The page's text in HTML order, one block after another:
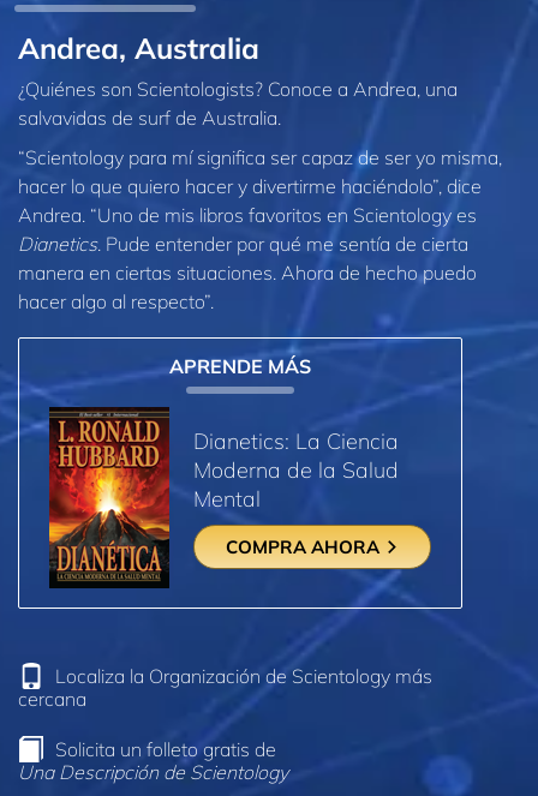
Andrea, Australia
¿Quiénes son Scientologists? Conoce a Andrea, una
salvavidas de surf de Australia.
“Scientology para mí significa ser capaz de ser yo misma,
hacer lo que quiero hacer y divertirme haciéndolo”, dice
Andrea. “Uno de mis libros favoritos en Scientology es
Dianetics. Pude entender por qué me sentía de cierta
manera en ciertas situaciones. Ahora de hecho puedo
hacer algo al respecto”.
APRENDE MÁS
Dianetics: La Ciencia
Moderna de la Salud
Mental
COMPRA AHORA
Localiza la Organización de Scientology más
cercana
Solicita un folleto gratis de
Una Descripción de Scientology